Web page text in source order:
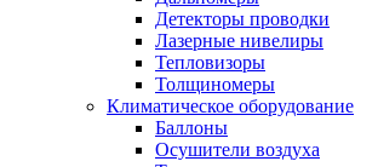
Детекторы проводки
Лазерные нивелиры
Тепловизоры
Толщиномеры
Климатическое оборудование
Баллоны
Осушители воздуха